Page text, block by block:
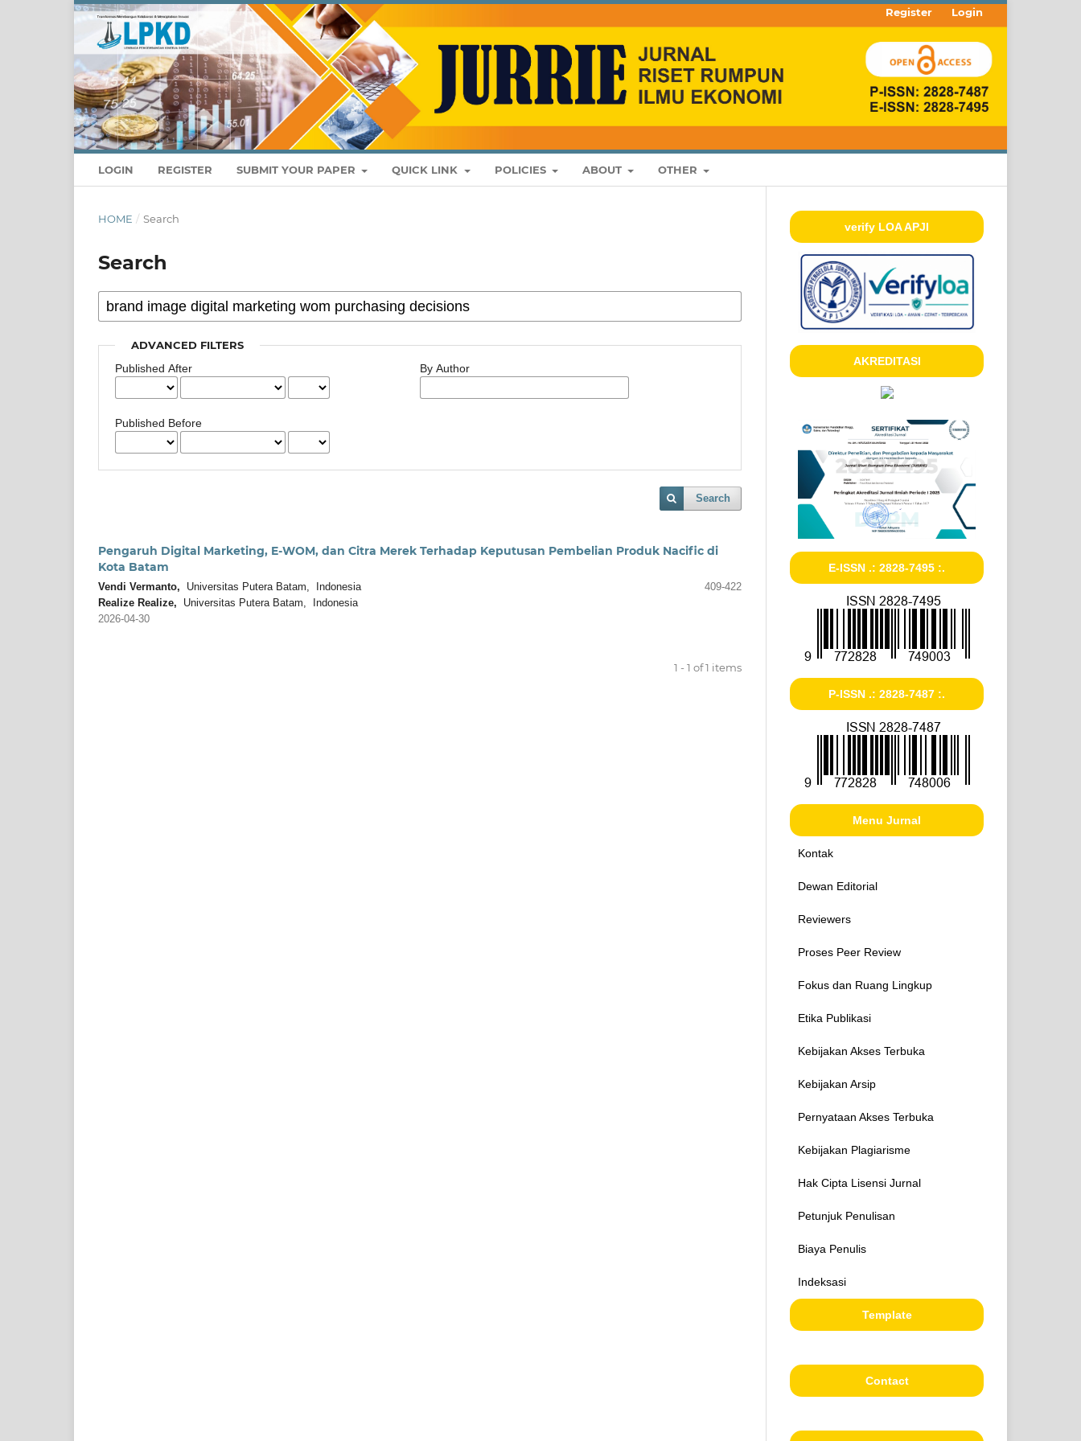
LOGIN REGISTER SUBMIT YOUR PAPER QUICK LINK POLICIES ABOUT OTHER
Register Login
HOME / Search
Search
ADVANCED FILTERS
Published After
Published Before
By Author
Search
Pengaruh Digital Marketing, E-WOM, dan Citra Merek Terhadap Keputusan Pembelian Produk Nacific di
Kota Batam
Vendi Vermanto, Universitas Putera Batam, Indonesia
Realize Realize, Universitas Putera Batam, Indonesia
409-422
2026-04-30
1 - 1 of 1 items
verify LOA APJI
AKREDITASI
E-ISSN .: 2828-7495 :.
P-ISSN .: 2828-7487 :.
Menu Jurnal
Kontak
Dewan Editorial
Reviewers
Proses Peer Review
Fokus dan Ruang Lingkup
Etika Publikasi
Kebijakan Akses Terbuka
Kebijakan Arsip
Pernyataan Akses Terbuka
Kebijakan Plagiarisme
Hak Cipta Lisensi Jurnal
Petunjuk Penulisan
Biaya Penulis
Indeksasi
Template
Contact